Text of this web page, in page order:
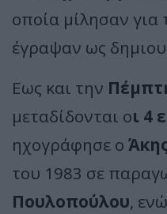
οποία μίλησαν
έγραψαν ως
Εως και την
μεταδίδονται οι 4
ηχογράφησε ο
του 1983 σε
Πουλοπούλου,